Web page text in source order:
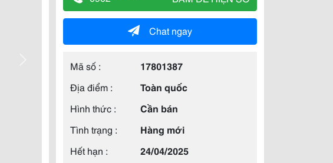
Chat ngay
Mã số :
17801387
Địa điểm :
Toàn quốc
Hình thức :
Cần bán
Tình trạng :
Hàng mới
Hết hạn :
24/04/2025